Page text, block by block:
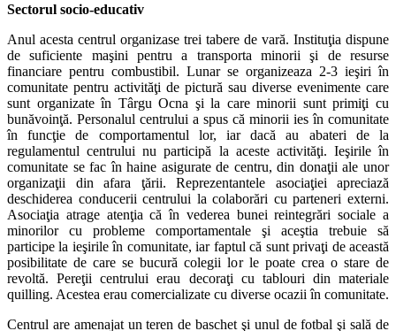
Sectorul socio-educativ
Anul acesta centrul organizase trei tabere de vară. Instituţia dispune
de suficiente maşini pentru a transporta minorii şi de resurse
financiare pentru combustibil. Lunar se organizeaza 2-3 ieşiri în
comunitate pentru activităţi de pictură sau diverse evenimente care
sunt organizate în Târgu Ocna şi la care minorii sunt primiţi cu
bunăvoinţă. Personalul centrului a spus că minorii ies în comunitate
în funcţie de comportamentul lor, iar dacă au abateri de la
regulamentul centrului nu participă la aceste activităţi. Ieşirile în
comunitate se fac în haine asigurate de centru, din donaţii ale unor
organizaţii din afara ţării. Reprezentantele asociaţiei apreciază
deschiderea conducerii centrului la colaborări cu parteneri externi.
Asociaţia atrage atenţia că în vederea bunei reintegrări sociale a
minorilor cu probleme comportamentale şi aceştia trebuie să
participe la ieşirile în comunitate, iar faptul că sunt privaţi de această
posibilitate de care se bucură colegii lor le poate crea o stare de
revoltă. Pereţii centrului erau decoraţi cu tablouri din materiale
quilling. Acestea erau comercializate cu diverse ocazii în comunitate.
Centrul are amenajat un teren de baschet şi unul de fotbal şi sală de